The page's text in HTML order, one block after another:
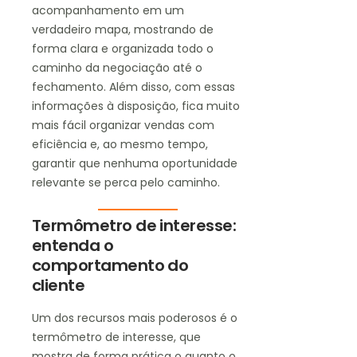
acompanhamento em um
verdadeiro mapa, mostrando de
forma clara e organizada todo o
caminho da negociação até o
fechamento. Além disso, com essas
informações à disposição, fica muito
mais fácil organizar vendas com
eficiência e, ao mesmo tempo,
garantir que nenhuma oportunidade
relevante se perca pelo caminho.
Termômetro de interesse:
entenda o
comportamento do
cliente
Um dos recursos mais poderosos é o
termômetro de interesse, que